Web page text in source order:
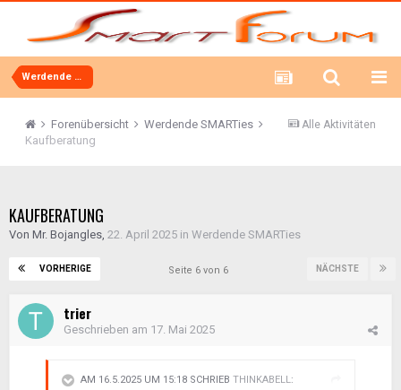
Werdende SMARTies
Alle Aktivitäten
Forenübersicht
Werdende SMARTies
Kaufberatung
KAUFBERATUNG
Von Mr. Bojangles, 22. April 2025 in Werdende SMARTies
VORHERIGE NÄCHSTE
Seite 6 von 6
trier
Geschrieben am 17. Mai 2025
AM 16.5.2025 UM 15:18 SCHRIEB THINKABELL: